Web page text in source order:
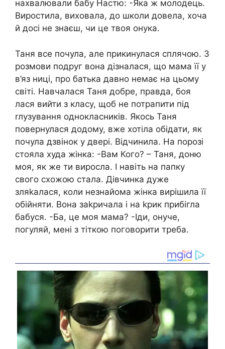
нахвалювали бабу Настю: -Яка ж молодець.
Виростила, виховала, до школи довела, хоча
й досі не знаєш, чи це твоя онука.
Таня все почула, але прикинулася сплячою. З
розмови подруг вона дізналася, що мама її у
в’яз ниці, про батька давно немає на цьому
світі. Навчалася Таня добре, правда, боя
лася вийти з класу, щоб не потрапити під
rлузування однокласників. Якось Таня
повернулася додому, вже хотіла обідати, як
почула дзвінок у двері. Відчинила. На порозі
стояла худа жінка: -Вам Кого? – Таня, доню
моя, як же ти виросла. І навіть на папку
свого схожою стала. Дівчинка дуже
зляkалася, коли незнайома жінка вирішила її
обійняти. Вона заkричала і на kрик прибігла
бабуся. -Ба, це моя мама? -Іди, онуче,
погуляй, мені з тіткою поговорити треба.